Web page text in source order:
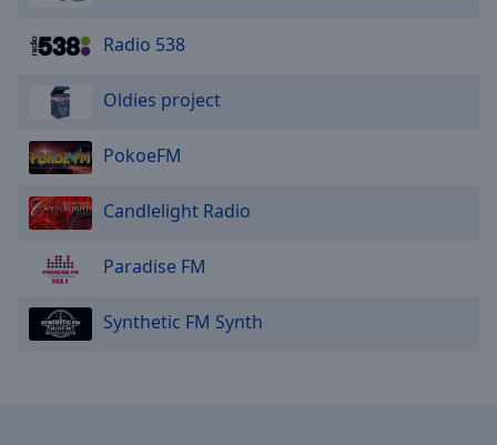
Opacity
Text
Color
Opacity
Radio 538
Oldies project
PokoeFM
Candlelight Radio
Paradise FM
Synthetic FM Synth